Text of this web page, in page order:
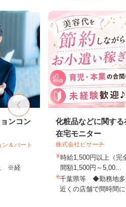
ンコン
＆パート
※経
化粧品などに関する
在宅モニター
株式会社ビサーチ
時給1,500円以上（完
間額1,500円～5,00...
千葉県等 ◆勤務地多
近くの店舗で間時間